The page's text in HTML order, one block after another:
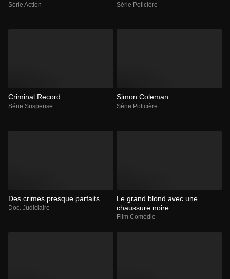
Série Action Série Policière
Criminal Record
Série Suspense
Simon Coleman
Série Policière
Des crimes presque parfaits
Doc. Judiciaire
Le grand blond avec une
chaussure noire
Film Comédie